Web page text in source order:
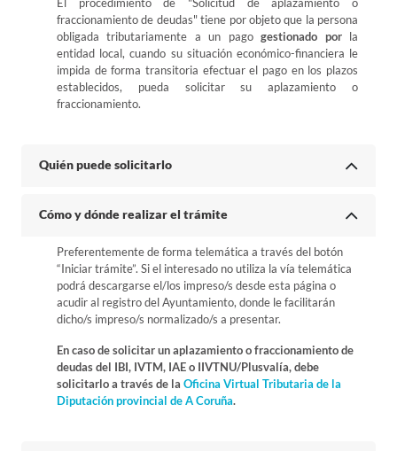
fraccionamiento de deudas" tiene por objeto que la persona
obligada tributariamente a un pagogestionado porla
entidad local, cuando su situación económico-financiera le
impida de forma transitoria efectuar el pago en los plazos
establecidos, pueda solicitar su aplazamiento o
fraccionamiento.
Quién puede solicitarlo
Cómo y dónde realizar el trámite
Preferentemente de forma telemática a través del botón
“Iniciar trámite”. Si el interesado no utiliza la vía telemática
podrá descargarse el/los impreso/s desde esta página o
acudir al registro del Ayuntamiento, donde le facilitarán
dicho/s impreso/s normalizado/s a presentar.
En caso de solicitar un aplazamiento o fraccionamiento de
deudas del IBI, IVTM, IAE o IIVTNU/Plusvalía, debe
solicitarlo a través de la Oficina Virtual Tributaria de la
Diputación provincial de A Coruña.